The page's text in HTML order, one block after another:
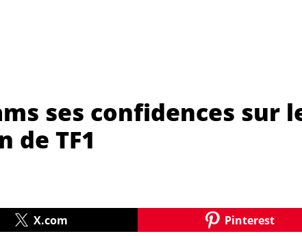
ses confidences sur
de TF1
X.com Pinterest